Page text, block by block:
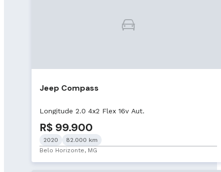
Jeep Compass
Longitude 2.0 4x2 Flex 16v Aut.
R$ 99.900
2020
82.000 km
Belo Horizonte, MG